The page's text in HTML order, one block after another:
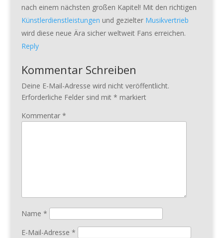
nach einem nächsten großen Kapitel! Mit den richtigen
Künstlerdienstleistungen und gezielter Musikvertrieb
wird diese neue Ära sicher weltweit Fans erreichen.
Reply
Kommentar Schreiben
Deine E-Mail-Adresse wird nicht veröffentlicht.
Erforderliche Felder sind mit * markiert
Kommentar *
Name *
E-Mail-Adresse *